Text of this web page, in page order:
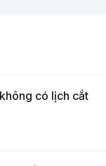
có lịch cắt